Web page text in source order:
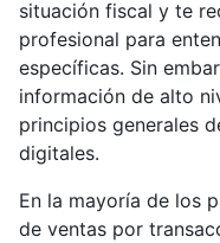
situación fiscal y te
profesional para
específicas. Sin
información de alto
principios generales
digitales.
En la mayoría de los
de ventas por